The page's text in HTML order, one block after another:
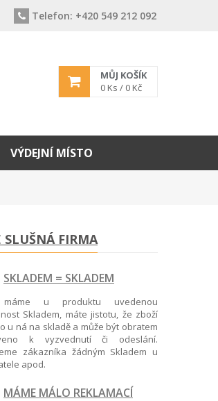
Telefon: +420 549 212 092
MŮJ KOŠÍK
0 Ks / 0 Kč
VÝDEJNÍ MÍSTO
SLUŠNÁ FIRMA
SKLADEM = SKLADEM
máme u produktu uvedenou
Skladem, máte jistotu, že zboží
u ná na skladě a může být obratem
k vyzvednutí či odeslání.
zákazníka žádným Skladem u
apod.
MÁME MÁLO REKLAMACÍ